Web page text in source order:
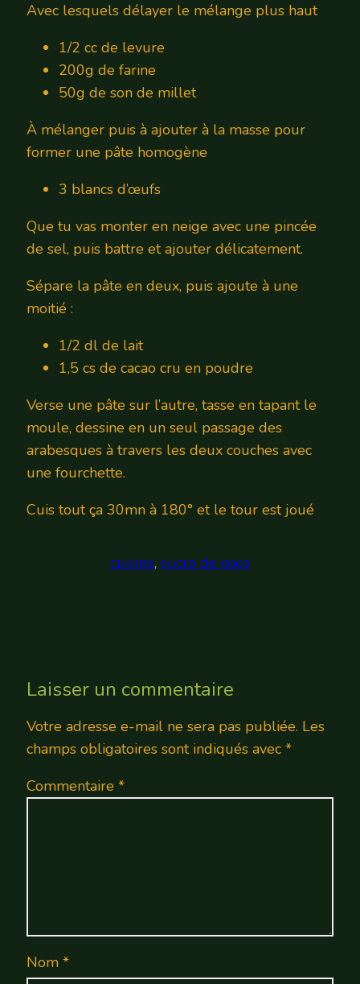
Avec lesquels délayer le mélange plus haut
1/2 cc de levure
200g de farine
50g de son de millet
À mélanger puis à ajouter à la masse pour
former une pâte homogène
3 blancs d’œufs
Que tu vas monter en neige avec une pincée
de sel, puis battre et ajouter délicatement.
Sépare la pâte en deux, puis ajoute à une
moitié :
1/2 dl de lait
1,5 cs de cacao cru en poudre
Verse une pâte sur l’autre, tasse en tapant le
moule, dessine en un seul passage des
arabesques à travers les deux couches avec
une fourchette.
Cuis tout ça 30mn à 180° et le tour est joué
cuisine, sucre de coco
Laisser un commentaire
Votre adresse e-mail ne sera pas publiée. Les
champs obligatoires sont indiqués avec *
Commentaire *
Nom *